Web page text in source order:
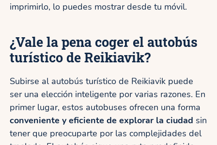
imprimirlo, lo puedes mostrar desde tu móvil.
¿Vale la pena coger el autobús
turístico de Reikiavik?
Subirse al autobús turístico de Reikiavik puede
ser una elección inteligente por varias razones. En
primer lugar, estos autobuses ofrecen una forma
conveniente y eficiente de explorar la ciudad sin
tener que preocuparte por las complejidades del